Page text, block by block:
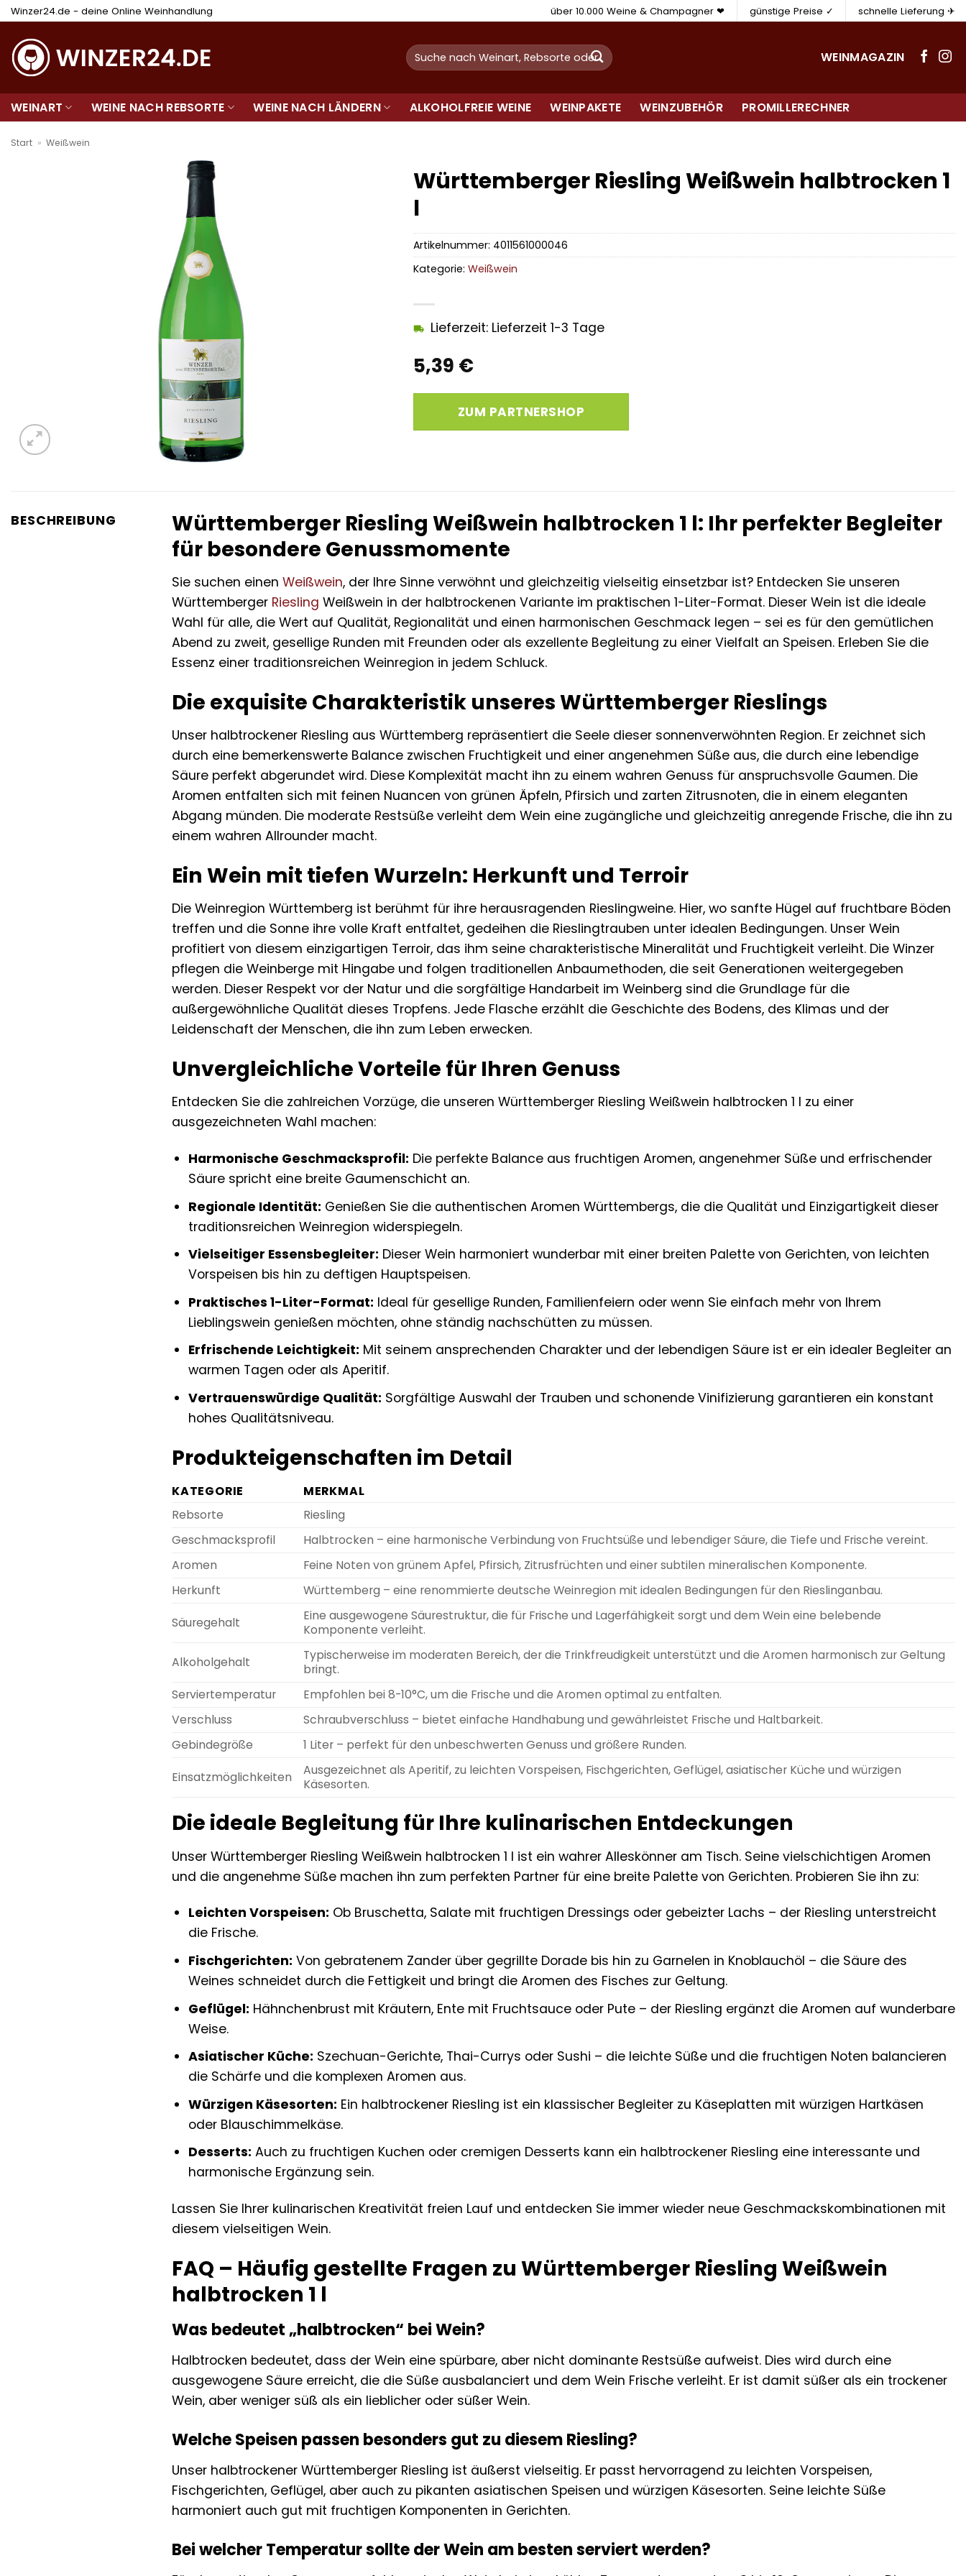
Zum
springen
Winzer24.de - deine Online Weinhandlung über 10.000 Weine & Champagner ❤ günstige Preise ✓ schnelle Lieferung ✈
Suchen
nach:
WEINMAGAZIN
WEINART WEINE NACH REBSORTE WEINE NACH LÄNDERN ALKOHOLFREIE WEINE WEINPAKETE WEINZUBEHÖR PROMILLERECHNER
Start » Weißwein
Württemberger Riesling Weißwein halbtrocken 1
l
5,39 €
Lieferzeit: Lieferzeit 1-3 Tage
ZUM PARTNERSHOP
Artikelnummer: 4011561000046
Kategorie: Weißwein
BESCHREIBUNG
Württemberger Riesling Weißwein halbtrocken 1 l: Ihr perfekter Begleiter
für besondere Genussmomente
Sie suchen einen Weißwein, der Ihre Sinne verwöhnt und gleichzeitig vielseitig einsetzbar ist? Entdecken Sie unseren
Württemberger Riesling Weißwein in der halbtrockenen Variante im praktischen 1-Liter-Format. Dieser Wein ist die ideale
Wahl für alle, die Wert auf Qualität, Regionalität und einen harmonischen Geschmack legen – sei es für den gemütlichen
Abend zu zweit, gesellige Runden mit Freunden oder als exzellente Begleitung zu einer Vielfalt an Speisen. Erleben Sie die
Essenz einer traditionsreichen Weinregion in jedem Schluck.
Die exquisite Charakteristik unseres Württemberger Rieslings
Unser halbtrockener Riesling aus Württemberg repräsentiert die Seele dieser sonnenverwöhnten Region. Er zeichnet sich
durch eine bemerkenswerte Balance zwischen Fruchtigkeit und einer angenehmen Süße aus, die durch eine lebendige
Säure perfekt abgerundet wird. Diese Komplexität macht ihn zu einem wahren Genuss für anspruchsvolle Gaumen. Die
Aromen entfalten sich mit feinen Nuancen von grünen Äpfeln, Pfirsich und zarten Zitrusnoten, die in einem eleganten
Abgang münden. Die moderate Restsüße verleiht dem Wein eine zugängliche und gleichzeitig anregende Frische, die ihn zu
einem wahren Allrounder macht.
Ein Wein mit tiefen Wurzeln: Herkunft und Terroir
Die Weinregion Württemberg ist berühmt für ihre herausragenden Rieslingweine. Hier, wo sanfte Hügel auf fruchtbare Böden
treffen und die Sonne ihre volle Kraft entfaltet, gedeihen die Rieslingtrauben unter idealen Bedingungen. Unser Wein
profitiert von diesem einzigartigen Terroir, das ihm seine charakteristische Mineralität und Fruchtigkeit verleiht. Die Winzer
pflegen die Weinberge mit Hingabe und folgen traditionellen Anbaumethoden, die seit Generationen weitergegeben
werden. Dieser Respekt vor der Natur und die sorgfältige Handarbeit im Weinberg sind die Grundlage für die
außergewöhnliche Qualität dieses Tropfens. Jede Flasche erzählt die Geschichte des Bodens, des Klimas und der
Leidenschaft der Menschen, die ihn zum Leben erwecken.
Unvergleichliche Vorteile für Ihren Genuss
Entdecken Sie die zahlreichen Vorzüge, die unseren Württemberger Riesling Weißwein halbtrocken 1 l zu einer
ausgezeichneten Wahl machen:
Harmonische Geschmacksprofil: Die perfekte Balance aus fruchtigen Aromen, angenehmer Süße und erfrischender
Säure spricht eine breite Gaumenschicht an.
Regionale Identität: Genießen Sie die authentischen Aromen Württembergs, die die Qualität und Einzigartigkeit dieser
traditionsreichen Weinregion widerspiegeln.
Vielseitiger Essensbegleiter: Dieser Wein harmoniert wunderbar mit einer breiten Palette von Gerichten, von leichten
Vorspeisen bis hin zu deftigen Hauptspeisen.
Praktisches 1-Liter-Format: Ideal für gesellige Runden, Familienfeiern oder wenn Sie einfach mehr von Ihrem
Lieblingswein genießen möchten, ohne ständig nachschütten zu müssen.
Erfrischende Leichtigkeit: Mit seinem ansprechenden Charakter und der lebendigen Säure ist er ein idealer Begleiter an
warmen Tagen oder als Aperitif.
Vertrauenswürdige Qualität: Sorgfältige Auswahl der Trauben und schonende Vinifizierung garantieren ein konstant
hohes Qualitätsniveau.
Produkteigenschaften im Detail
KATEGORIE
MERKMAL
Rebsorte
Riesling
Geschmacksprofil
Halbtrocken – eine harmonische Verbindung von Fruchtsüße und lebendiger Säure, die Tiefe und Frische vereint.
Aromen
Feine Noten von grünem Apfel, Pfirsich, Zitrusfrüchten und einer subtilen mineralischen Komponente.
Herkunft
Württemberg – eine renommierte deutsche Weinregion mit idealen Bedingungen für den Rieslinganbau.
Säuregehalt
Eine ausgewogene Säurestruktur, die für Frische und Lagerfähigkeit sorgt und dem Wein eine belebende
Komponente verleiht.
Alkoholgehalt
Typischerweise im moderaten Bereich, der die Trinkfreudigkeit unterstützt und die Aromen harmonisch zur Geltung
bringt.
Serviertemperatur
Empfohlen bei 8-10°C, um die Frische und die Aromen optimal zu entfalten.
Verschluss
Schraubverschluss – bietet einfache Handhabung und gewährleistet Frische und Haltbarkeit.
Gebindegröße
1 Liter – perfekt für den unbeschwerten Genuss und größere Runden.
Einsatzmöglichkeiten
Ausgezeichnet als Aperitif, zu leichten Vorspeisen, Fischgerichten, Geflügel, asiatischer Küche und würzigen
Käsesorten.
Die ideale Begleitung für Ihre kulinarischen Entdeckungen
Unser Württemberger Riesling Weißwein halbtrocken 1 l ist ein wahrer Alleskönner am Tisch. Seine vielschichtigen Aromen
und die angenehme Süße machen ihn zum perfekten Partner für eine breite Palette von Gerichten. Probieren Sie ihn zu:
Leichten Vorspeisen: Ob Bruschetta, Salate mit fruchtigen Dressings oder gebeizter Lachs – der Riesling unterstreicht
die Frische.
Fischgerichten: Von gebratenem Zander über gegrillte Dorade bis hin zu Garnelen in Knoblauchöl – die Säure des
Weines schneidet durch die Fettigkeit und bringt die Aromen des Fisches zur Geltung.
Geflügel: Hähnchenbrust mit Kräutern, Ente mit Fruchtsauce oder Pute – der Riesling ergänzt die Aromen auf wunderbare
Weise.
Asiatischer Küche: Szechuan-Gerichte, Thai-Currys oder Sushi – die leichte Süße und die fruchtigen Noten balancieren
die Schärfe und die komplexen Aromen aus.
Würzigen Käsesorten: Ein halbtrockener Riesling ist ein klassischer Begleiter zu Käseplatten mit würzigen Hartkäsen
oder Blauschimmelkäse.
Desserts: Auch zu fruchtigen Kuchen oder cremigen Desserts kann ein halbtrockener Riesling eine interessante und
harmonische Ergänzung sein.
Lassen Sie Ihrer kulinarischen Kreativität freien Lauf und entdecken Sie immer wieder neue Geschmackskombinationen mit
diesem vielseitigen Wein.
FAQ – Häufig gestellte Fragen zu Württemberger Riesling Weißwein
halbtrocken 1 l
Was bedeutet „halbtrocken“ bei Wein?
Halbtrocken bedeutet, dass der Wein eine spürbare, aber nicht dominante Restsüße aufweist. Dies wird durch eine
ausgewogene Säure erreicht, die die Süße ausbalanciert und dem Wein Frische verleiht. Er ist damit süßer als ein trockener
Wein, aber weniger süß als ein lieblicher oder süßer Wein.
Welche Speisen passen besonders gut zu diesem Riesling?
Unser halbtrockener Württemberger Riesling ist äußerst vielseitig. Er passt hervorragend zu leichten Vorspeisen,
Fischgerichten, Geflügel, aber auch zu pikanten asiatischen Speisen und würzigen Käsesorten. Seine leichte Süße
harmoniert auch gut mit fruchtigen Komponenten in Gerichten.
Bei welcher Temperatur sollte der Wein am besten serviert werden?